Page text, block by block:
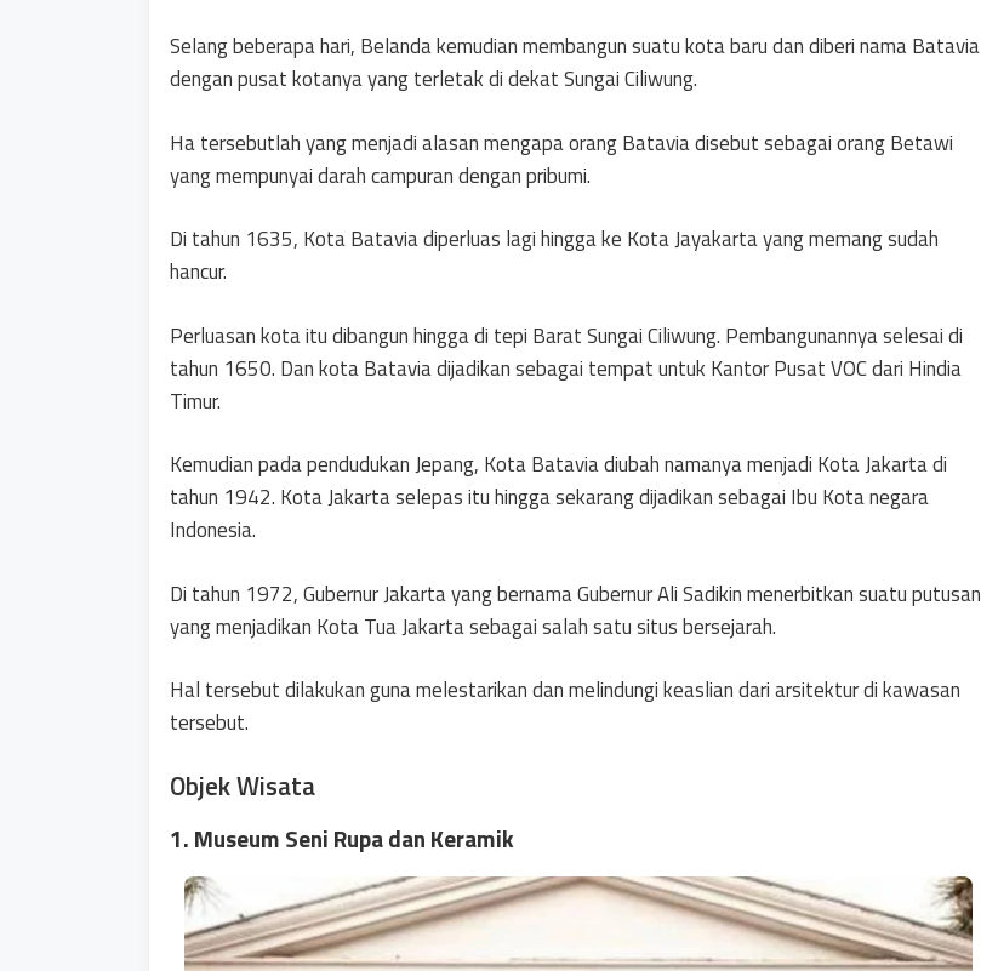
Selang beberapa hari, Belanda kemudian membangun suatu kota baru dan diberi nama Batavia
dengan pusat kotanya yang terletak di dekat Sungai Ciliwung.
Ha tersebutlah yang menjadi alasan mengapa orang Batavia disebut sebagai orang Betawi
yang mempunyai darah campuran dengan pribumi.
Di tahun 1635, Kota Batavia diperluas lagi hingga ke Kota Jayakarta yang memang sudah
hancur.
Perluasan kota itu dibangun hingga di tepi Barat Sungai Ciliwung. Pembangunannya selesai di
tahun 1650. Dan kota Batavia dijadikan sebagai tempat untuk Kantor Pusat VOC dari Hindia
Timur.
Kemudian pada pendudukan Jepang, Kota Batavia diubah namanya menjadi Kota Jakarta di
tahun 1942. Kota Jakarta selepas itu hingga sekarang dijadikan sebagai Ibu Kota negara
Indonesia.
Di tahun 1972, Gubernur Jakarta yang bernama Gubernur Ali Sadikin menerbitkan suatu putusan
yang menjadikan Kota Tua Jakarta sebagai salah satu situs bersejarah.
Hal tersebut dilakukan guna melestarikan dan melindungi keaslian dari arsitektur di kawasan
tersebut.
Objek Wisata
1. Museum Seni Rupa dan Keramik